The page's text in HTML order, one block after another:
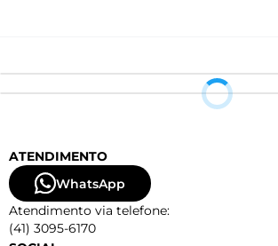
ATENDIMENTO
WhatsApp
Atendimento via telefone:
(41) 3095-6170